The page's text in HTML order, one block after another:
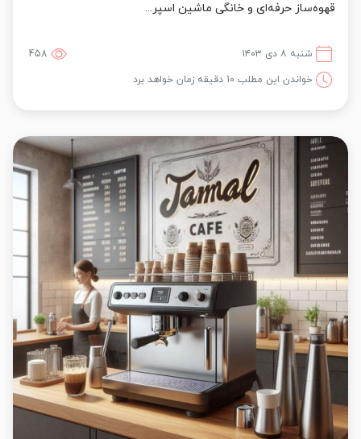
قهوه‌ساز حرفه‌ای و خانگی ماشین اسپر...
شنبه ۸ دی ۱۴۰۳
458
خواندن این مطلب 10 دقیقه زمان خواهد برد